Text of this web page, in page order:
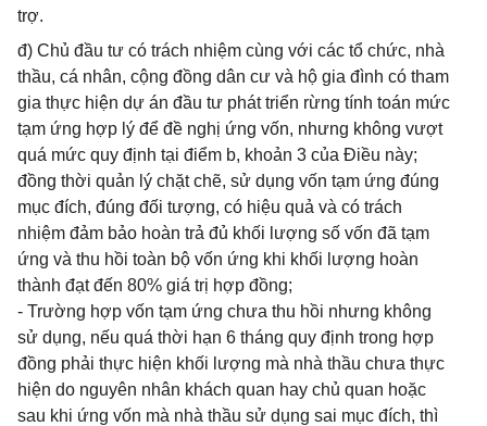
trợ.
đ) Chủ đầu tư có trách nhiệm cùng với các tổ chức, nhà
thầu, cá nhân, cộng đồng dân cư và hộ gia đình có tham
gia thực hiện dự án đầu tư phát triển rừng tính toán mức
tạm ứng hợp lý để đề nghị ứng vốn, nhưng không vượt
quá mức quy định tại điểm b, khoản 3 của Điều này;
đồng thời quản lý chặt chẽ, sử dụng vốn tạm ứng đúng
mục đích, đúng đối tượng, có hiệu quả và có trách
nhiệm đảm bảo hoàn trả đủ khối lượng số vốn đã tạm
ứng và thu hồi toàn bộ vốn ứng khi khối lượng hoàn
thành đạt đến 80% giá trị hợp đồng;
- Trường hợp vốn tạm ứng chưa thu hồi nhưng không
sử dụng, nếu quá thời hạn 6 tháng quy định trong hợp
đồng phải thực hiện khối lượng mà nhà thầu chưa thực
hiện do nguyên nhân khách quan hay chủ quan hoặc
sau khi ứng vốn mà nhà thầu sử dụng sai mục đích, thì